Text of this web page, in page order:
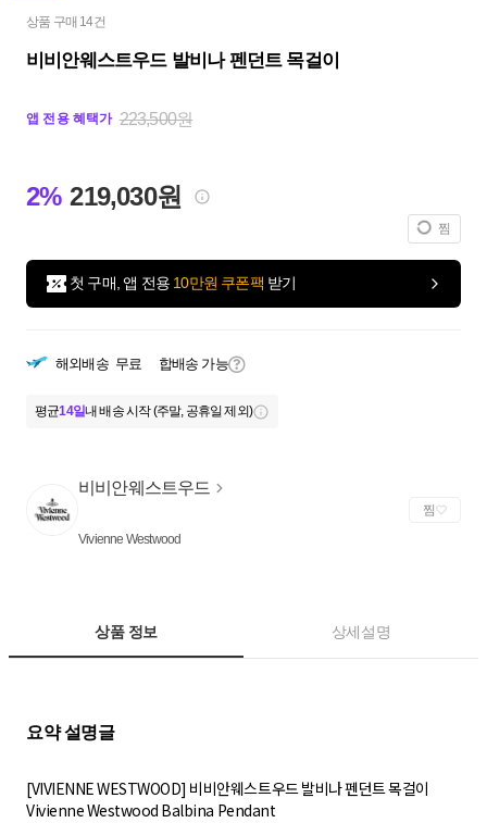
상품 구매 14건
비비안웨스트우드 발비나 펜던트 목걸이
앱 전용 혜택가 223,500원
2% 219,030원
찜
첫 구매, 앱 전용 10만원 쿠폰팩 받기
해외배송 무료 합배송 가능
평균14일내 배송 시작 (주말, 공휴일 제외)
비비안웨스트우드
Vivienne Westwood
찜
상품 정보 상세설명
요약 설명글
[VIVIENNE WESTWOOD] 비비안웨스트우드 발비나 펜던트 목걸이
Vivienne Westwood Balbina Pendant